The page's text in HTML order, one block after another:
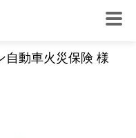
自動車火災保険 様